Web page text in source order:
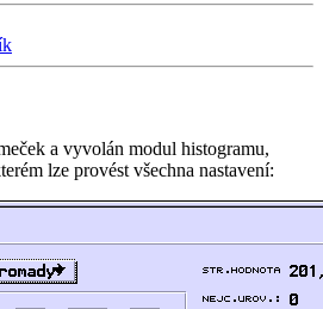
a vyvolán modul histogramu,
lze provést všechna nastavení: